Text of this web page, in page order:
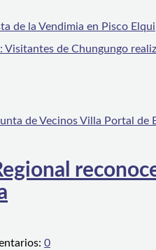
de la Vendimia en Pisco Elqui
Visitantes de Chungungo
0